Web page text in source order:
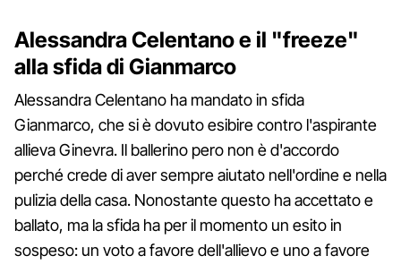
Alessandra Celentano e il "freeze"
alla sfida di Gianmarco
Alessandra Celentano ha mandato in sfida
Gianmarco, che si è dovuto esibire contro l'aspirante
allieva Ginevra. Il ballerino pero non è d'accordo
perché crede di aver sempre aiutato nell'ordine e nella
pulizia della casa. Nonostante questo ha accettato e
ballato, ma la sfida ha per il momento un esito in
sospeso: un voto a favore dell'allievo e uno a favore